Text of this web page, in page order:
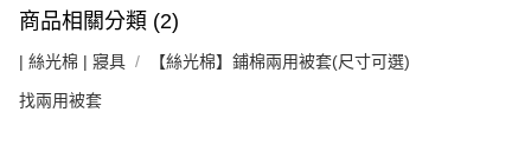
商品相關分類 (2)
| 絲光棉 | 寢具 【絲光棉】鋪棉兩用被套(尺寸可選)
找兩用被套